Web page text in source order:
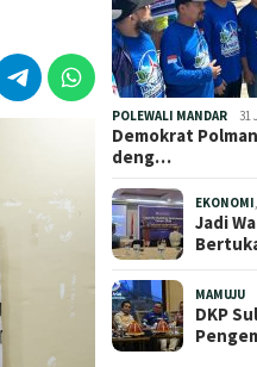
POLEWALI MANDAR 31
Demokrat
deng…
EKONOMI
Jadi
MAMUJU
DKP